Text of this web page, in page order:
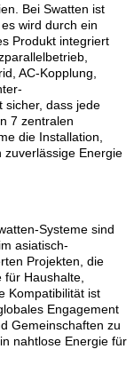
Bei Swatten ist
wird durch ein
Produkt integriert
AC-Kopplung,
sicher, dass jede
7 zentralen
die Installation,
Energie
Systeme sind
asiatisch-
Projekten, die
Haushalte,
Kompatibilität ist
Engagement
Gemeinschaften zu
nahtlose Energie für